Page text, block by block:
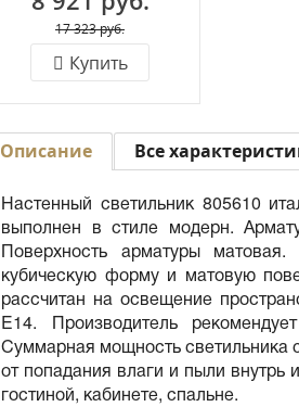
17 323 руб.
Купить
Описание
Настенный светильник 805610
выполнен в стиле модерн.
Поверхность арматуры
кубическую форму и матовую
рассчитан на освещение
E14. Производитель
Суммарная мощность светильника
от попадания влаги и пыли
гостиной, кабинете, спальне.
Все